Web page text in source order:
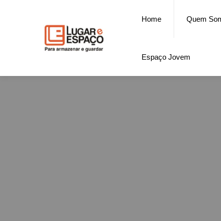
Home Quem
Espaço Jovem